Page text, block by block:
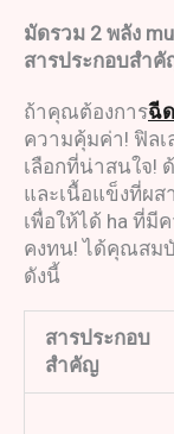
มัดรวม 2 พลัง
สารประกอบสำ
ถ้าคุณต้องการฉี
ความคุ้มค่า! ฟิลเ
เลือกที่น่าสนใจ!
และเนื้อแข็งที่ผส
เพื่อให้ได้ ha ที่มี
คงทน! ได้คุณสม
ดังนี้
สารประกอบ
สำคัญ